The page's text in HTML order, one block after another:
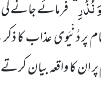
نُذُرِ‘‘فرمائے جانے
پر دُنْیَوی عذاب کا
ان کا واقعہ بیان